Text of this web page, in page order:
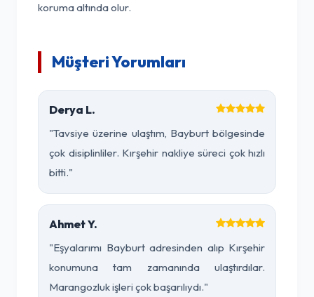
koruma altında olur.
Müşteri Yorumları
Derya L.
"Tavsiye üzerine ulaştım, Bayburt bölgesinde
çok disiplinliler. Kırşehir nakliye süreci çok hızlı
bitti."
Ahmet Y.
"Eşyalarımı Bayburt adresinden alıp Kırşehir
konumuna tam zamanında ulaştırdılar.
Marangozluk işleri çok başarılıydı."